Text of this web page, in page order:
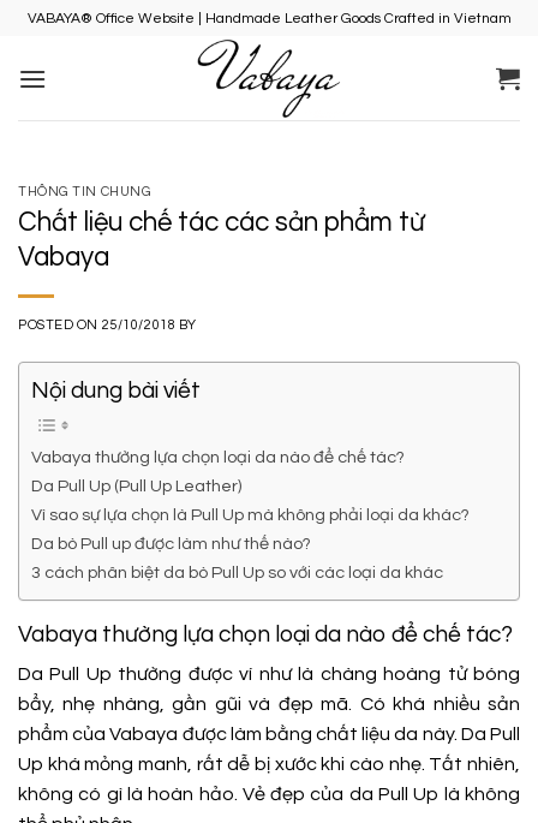
Skip
content
VABAYA® Office Website | Handmade Leather Goods Crafted in Vietnam
THÔNG TIN CHUNG
Chất liệu chế tác các sản phẩm từ
Vabaya
POSTED ON 25/10/2018 BY
Nội dung bài viết
Vabaya thường lựa chọn loại da nào để chế tác?
Da Pull Up (Pull Up Leather)
Vì sao sự lựa chọn là Pull Up mà không phải loại da khác?
Da bò Pull up được làm như thế nào?
3 cách phân biệt da bò Pull Up so với các loại da khác
Vabaya thường lựa chọn loại da nào để chế tác?
Da Pull Up thường được ví như là chàng hoàng tử bóng
bẩy, nhẹ nhàng, gần gũi và đẹp mã. Có khá nhiều sản
phẩm của Vabaya được làm bằng chất liệu da này. Da Pull
Up khá mỏng manh, rất dễ bị xước khi cào nhẹ. Tất nhiên,
không có gì là hoàn hảo. Vẻ đẹp của da Pull Up là không